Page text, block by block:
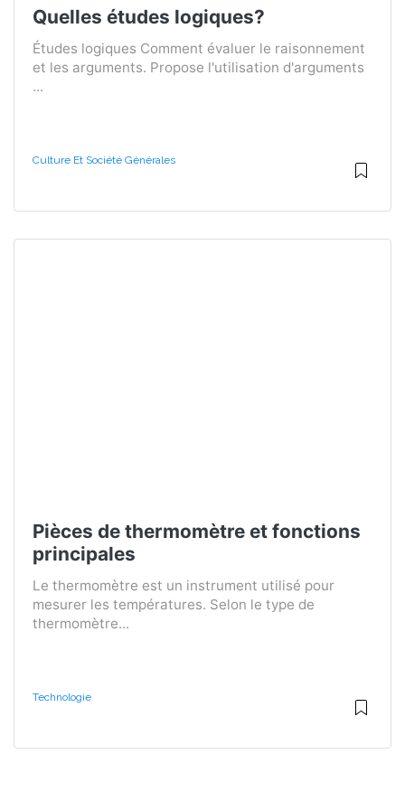
Quelles études logiques?
Études logiques Comment évaluer le raisonnement
et les arguments. Propose l'utilisation d'arguments
...
Culture Et Société Générales
Pièces de thermomètre et fonctions
principales
Le thermomètre est un instrument utilisé pour
mesurer les températures. Selon le type de
thermomètre...
Technologie